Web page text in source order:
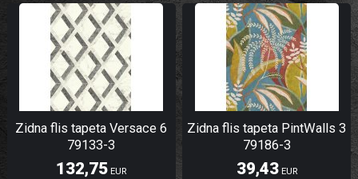
Zidna flis tapeta Versace 6
79133-3
132,75 EUR
Zidna flis tapeta PintWalls 3
79186-3
39,43EUR